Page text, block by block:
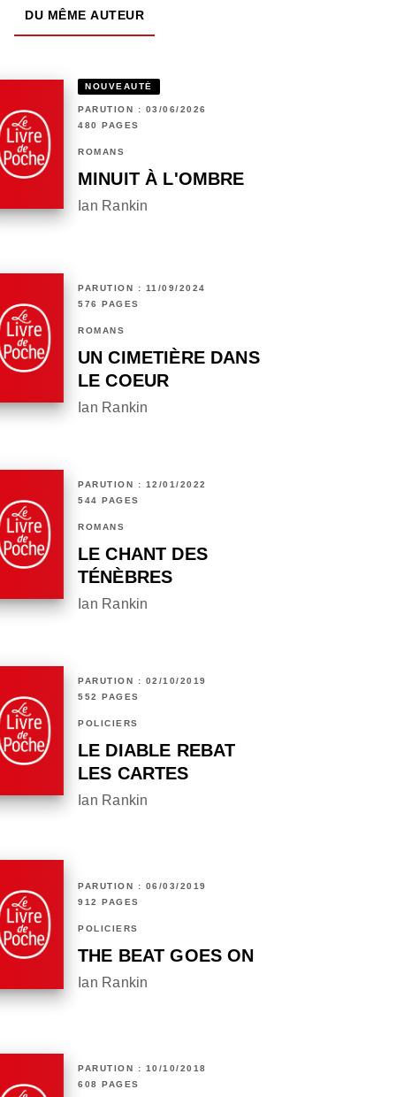
DU MÊME AUTEUR
NOUVEAUTÉ
PARUTION : 03/06/2026
480 PAGES
ROMANS
MINUIT À L'OMBRE
Ian Rankin
PARUTION : 11/09/2024
576 PAGES
ROMANS
UN CIMETIÈRE DANS
LE COEUR
Ian Rankin
PARUTION : 12/01/2022
544 PAGES
ROMANS
LE CHANT DES
TÉNÈBRES
Ian Rankin
PARUTION : 02/10/2019
552 PAGES
POLICIERS
LE DIABLE REBAT
LES CARTES
Ian Rankin
PARUTION : 06/03/2019
912 PAGES
POLICIERS
THE BEAT GOES ON
Ian Rankin
PARUTION : 10/10/2018
608 PAGES